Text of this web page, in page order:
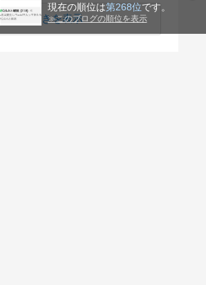
現在の順位は第268位です。
≫このブログの順位を表示
続きを表示